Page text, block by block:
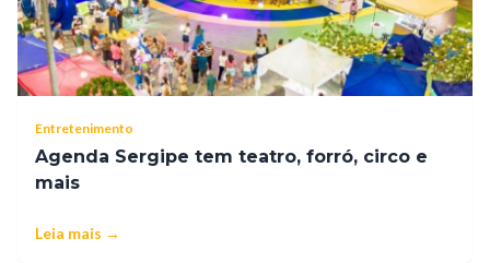
Entretenimento
Agenda Sergipe tem teatro, forró, circo e
mais
Leia mais →